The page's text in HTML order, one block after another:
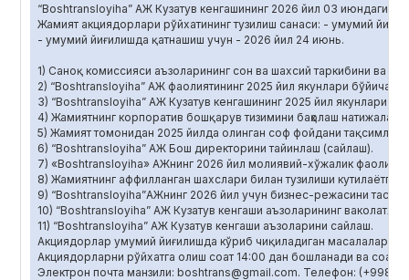
“Boshtransloyiha” АЖ Кузатув кенгашининг 2026 йил 03 июндаги
Жамият акциядорлари рўйхатининг тузилиш санаси: - умумий
- умумий йиғилишда қатнашиш учун - 2026 йил 24 июнь.
1) Саноқ комиссияси аъзоларининг сон ва шахсий таркибини ва
2) “Boshtransloyiha” АЖ фаолиятининг 2025 йил якунлари бўйича
3) “Boshtransloyiha” АЖ Кузатув кенгашининг 2025 йил якунлари
4) Жамиятнинг корпоратив бошқарув тизимини баҳолаш
5) Жамият томонидан 2025 йилда олинган соф фойдани
6) “Boshtransloyiha” АЖ Бош директорини тайинлаш (сайлаш).
7) «Boshtransloyiha» АЖнинг 2026 йил молиявий-хўжалик фаолияти
8) Жамиятнинг аффилланган шахслари билан тузилиши
9) “Boshtransloyiha”АЖнинг 2026 йил учун бизнес-режасини
10) “Boshtransloyiha” АЖ Кузатув кенгаши аъзоларининг
11) “Boshtransloyiha” AЖ Кузатув кенгаши аъзоларини сайлаш.
Акциядорлар умумий йиғилишда кўриб чиқиладиган масалалар
Акциядорларни рўйхатга олиш соат 14:00 дан бошланади ва соат
Электрон почта манзили: boshtrans@gmail.com. Телефон: (+998)